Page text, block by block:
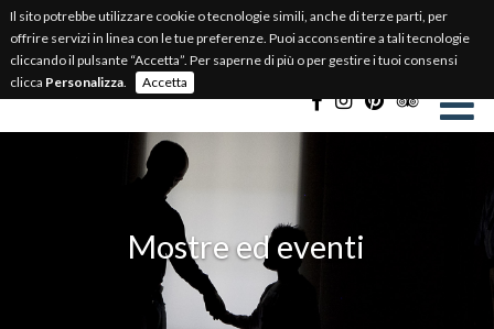
BIGLIETTERIA ONLINE
Select Language
Mostre ed eventi
Il sito potrebbe utilizzare cookie o tecnologie simili, anche di terze parti, per
offrire servizi in linea con le tue preferenze. Puoi acconsentire a tali tecnologie
cliccando il pulsante “Accetta”. Per saperne di più o per gestire i tuoi consensi
clicca Personalizza. Accetta